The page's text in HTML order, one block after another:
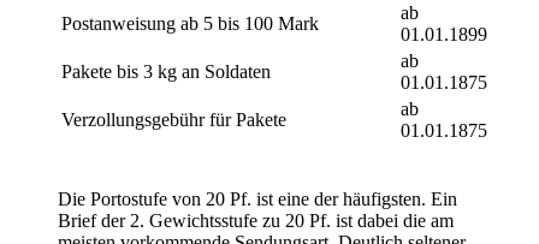
Postanweisung ab 5 bis 100 Mark
ab
01.01.1899
Pakete bis 3 kg an Soldaten
ab
01.01.1875
Verzollungsgebühr für Pakete
ab
01.01.1875
Die Portostufe von 20 Pf. ist eine der häufigsten. Ein
Brief der 2. Gewichtsstufe zu 20 Pf. ist dabei die am